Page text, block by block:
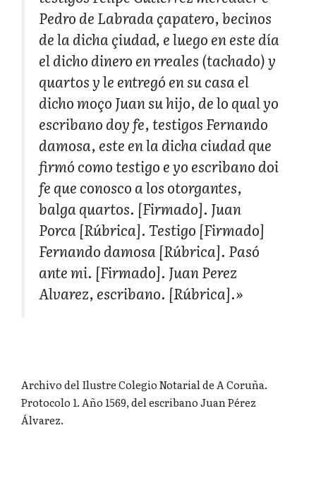
Pedro de Labrada çapatero, becinos
de la dicha çiudad, e luego en este día
el dicho dinero en rreales (tachado) y
quartos y le entregó en su casa el
dicho moço Juan su hijo, de lo qual yo
escribano doy fe, testigos Fernando
damosa, este en la dicha ciudad que
firmó como testigo e yo escribano doi
fe que conosco a los otorgantes,
balga quartos. [Firmado]. Juan
Porca [Rúbrica]. Testigo [Firmado]
Fernando damosa [Rúbrica]. Pasó
ante mi. [Firmado]. Juan Perez
Alvarez, escribano. [Rúbrica].»
Archivo del Ilustre Colegio Notarial de A Coruña.
Protocolo 1. Año 1569, del escribano Juan Pérez
Álvarez.